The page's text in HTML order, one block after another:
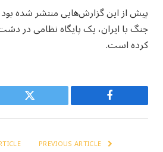
پیش از این گزارش‌هایی منتشر شده
جنگ با ایران، یک پایگاه نظامی در
کرده است.
Facebook
Twitter